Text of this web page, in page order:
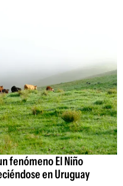
fenómeno El Niño
en Uruguay